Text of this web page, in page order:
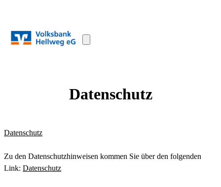
Datenschutz
Datenschutz
Zu den Datenschutzhinweisen kommen Sie über den folgenden
Link: Datenschutz